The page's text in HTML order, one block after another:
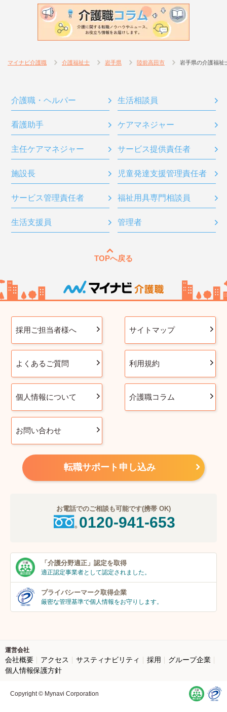
マイナビ介護職 介護福祉士 岩手県 陸前高田市 岩手県の介護福祉
介護職・ヘルパー 生活相談員
看護助手 ケアマネジャー
主任ケアマネジャー サービス提供責任者
施設長 児童発達支援管理責任者
サービス管理責任者 福祉用具専門相談員
生活支援員 管理者
TOPへ戻る
採用ご担当者様へ サイトマップ
よくあるご質問 利用規約
個人情報について 介護職コラム
お問い合わせ
転職サポート申し込み
お電話でのご相談も可能です(携帯 OK)
0120-941-653
「介護分野適正」 認定を取得
適正認定事業者として認定されました。
プライバシーマーク取得企業
厳密な管理基準で個人情報をお守りします。
運営会社
会社概要 アクセス サスティナビリティ 採用
グループ企業
個人情報保護方針
Copyright © Mynavi Corporation